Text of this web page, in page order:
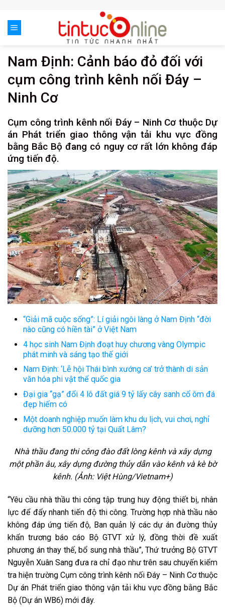
content
Nam Định: Cảnh báo đỏ đối với
cụm công trình kênh nối Đáy –
Ninh Cơ
Cụm công trình kênh nối Đáy – Ninh Cơ thuộc Dự
án Phát triển giao thông vận tải khu vực đồng
bằng Bắc Bộ đang có nguy cơ rất lớn không đáp
ứng tiến độ.
“Giải mã cuộc sống”: Lí giải ngôi làng ở Nam Định “đời
nào cũng có hiền tài” ở Việt Nam
4 học sinh Nam Định đoạt huy chương vàng Olympic
phát minh và sáng tạo thế giới
Nam Định: ‘Lễ hội Thái bình xướng ca’ trở thành di sản
văn hóa phi vật thể quốc gia
Đại gia “gạ” đổi 4 lô đất giá 9 tỷ lấy cây sanh cổ ôm đá
đẹp hiếm có
Một doanh nghiệp muốn làm khu du lịch, vui chơi, nghỉ
dưỡng hơn 50.000 tỷ tại Quất Lâm?
Nhà thầu đang thi công đào đất lòng kênh và xây dựng
một phần âu, xây dựng đường thủy dẫn vào kênh và kè bờ
kênh. (Ảnh: Việt Hùng/Vietnam+)
“Yêu cầu nhà thầu thi công tập trung huy động thiết bị, nhân
lực để đẩy nhanh tiến độ thi công. Trường hợp nhà thầu nào
không đáp ứng tiến độ, Ban quản lý các dự án đường thủy
khẩn trương báo cáo Bộ GTVT xử lý, đồng thời đề xuất
phương án thay thế, bổ sung nhà thầu”, Thứ trưởng Bộ GTVT
Nguyễn Xuân Sang đưa ra chỉ đạo như trên sau chuyến kiểm
tra hiện trường Cụm công trình kênh nối Đáy – Ninh Cơ thuộc
Dự án Phát triển giao thông vận tải khu vực đồng bằng Bắc
Bộ (Dự án WB6) mới đây.